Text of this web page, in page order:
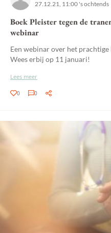
27.12.21, 11:00 's ochtends
Boek Pleister tegen de
webinar
Een webinar over het prachtige
Wees erbij op 11 januari!
Lees meer
0 0